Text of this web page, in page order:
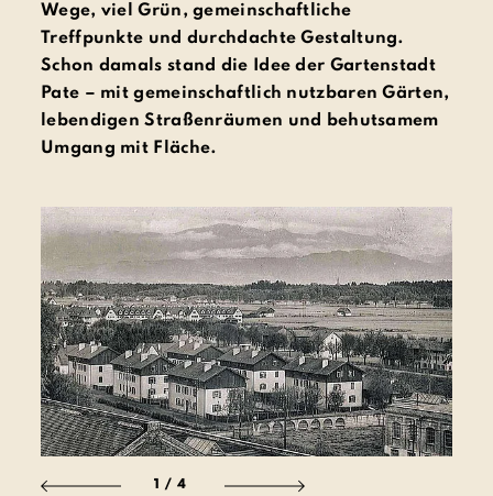
Wege, viel Grün, gemeinschaftliche
Treffpunkte und durchdachte Gestaltung.
Schon damals stand die Idee der Gartenstadt
Pate – mit gemeinschaftlich nutzbaren Gärten,
lebendigen Straßenräumen und behutsamem
Umgang mit Fläche.
1 /4